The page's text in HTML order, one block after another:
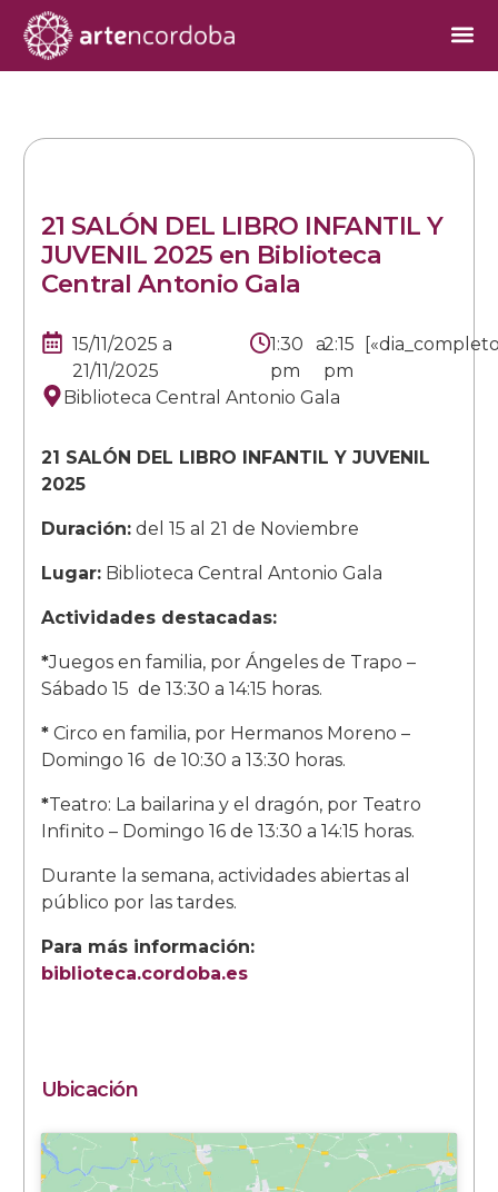
21 SALÓN DEL LIBRO INFANTIL Y
JUVENIL 2025 en Biblioteca
Central Antonio Gala
15/11/2025 a
21/11/2025
1:30
pm
a2:15
pm
Biblioteca Central Antonio Gala
21 SALÓN DEL LIBRO INFANTIL Y JUVENIL
2025
Duración:del 15 al 21 de Noviembre
Lugar:Biblioteca Central Antonio Gala
Actividades destacadas:
*Juegos en familia, por Ángeles de Trapo –
Sábado 15 de 13:30 a 14:15 horas.
*Circo en familia, por Hermanos Moreno –
Domingo 16 de 10:30 a 13:30 horas.
*Teatro: La bailarina y el dragón, por Teatro
Infinito – Domingo 16 de 13:30 a 14:15 horas.
Durante la semana, actividades abiertas al
público por las tardes.
Para más información:
biblioteca.cordoba.es
Ubicación